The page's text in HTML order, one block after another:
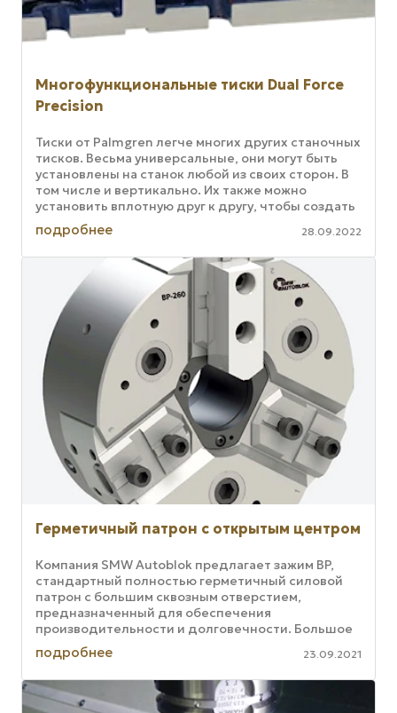
Многофункциональные тиски Dual Force
Precision
Тиски от Palmgren легче многих других станочных
тисков. Весьма универсальные, они могут быть
установлены на станок любой из своих сторон. В
том числе и вертикально. Их также можно
установить вплотную друг к другу, чтобы создать
простой, ...
подробнее 28.09.2022
Герметичный патрон с открытым центром
Компания SMW Autoblok предлагает зажим BP,
стандартный полностью герметичный силовой
патрон с большим сквозным отверстием,
предназначенный для обеспечения
производительности и долговечности. Большое
сквозное отверстие идеально подходит для
токарных ...
подробнее 23.09.2021